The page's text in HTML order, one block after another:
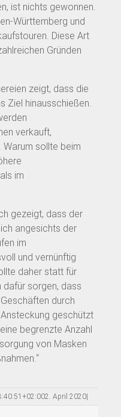
ist nichts gewonnen.
Württemberg und
Diese Art
Gründen
zeigt, dass die
Ziel hinausschießen.
verkauft,
Warum sollte beim
im
gezeigt, dass der
angesichts der
im
und vernünftig
daher statt für
dafür sorgen, dass
durch
geschützt
begrenzte Anzahl
von Masken
2. April 2020|